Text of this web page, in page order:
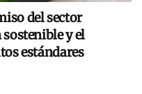
del sector
y el
estándares